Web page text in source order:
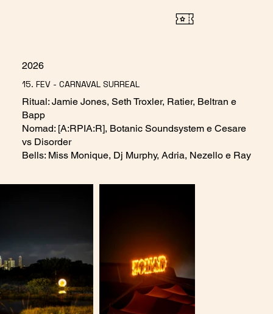
Ritual: Jamie Jones, Seth Troxler, Ratier, Beltran e
Bapp
Nomad: [A:RPIA:R], Botanic Soundsystem e Cesare
vs Disorder
Bells: Miss Monique, Dj Murphy, Adria, Nezello e Ray
15. FEV - CARNAVAL SURREAL
2026